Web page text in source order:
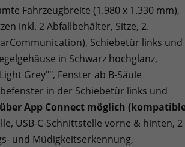
Fahrzeugbreite (1.980 x 1.330 mm),
inkl. 2 Abfallbehälter, Sitze, 2.
Schiebetür links und
in Schwarz hochglanz,
Grey"", Fenster ab B-Säule
in der Schiebetür links und
App Connect möglich
USB-C-Schnittstelle vorne & hinten, 2
und Müdigkeitserkennung,